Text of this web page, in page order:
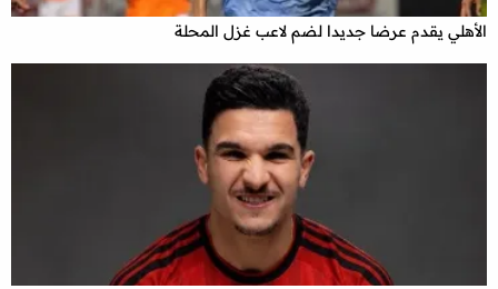
الأهلي يقدم عرضا جديدا لضم لاعب غزل المحلة